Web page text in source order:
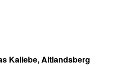
Kaliebe, Altlandsberg